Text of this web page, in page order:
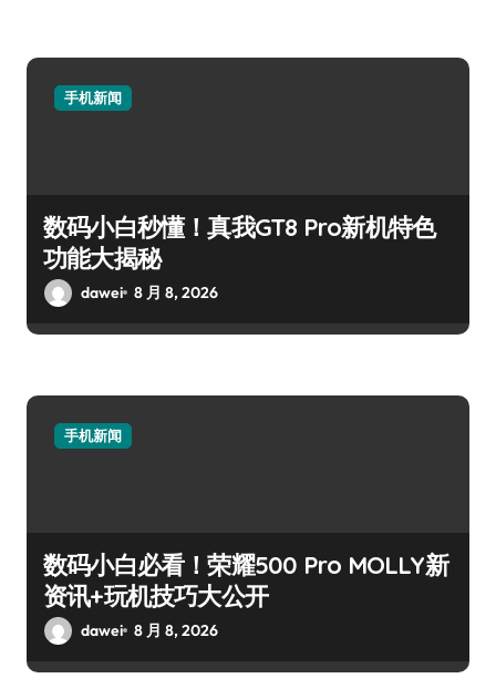
手机新闻
数码小白秒懂！真我GT8 Pro新机特色
功能大揭秘
dawei 8 月 8, 2026
手机新闻
数码小白必看！荣耀500 Pro MOLLY新
资讯+玩机技巧大公开
dawei 8 月 8, 2026